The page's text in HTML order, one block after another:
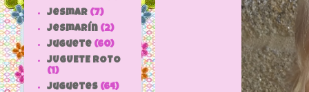
jesmar (7)
jesmarín (2)
juguete (60)
JUGUETE ROTO
(1)
Juguetes (64)